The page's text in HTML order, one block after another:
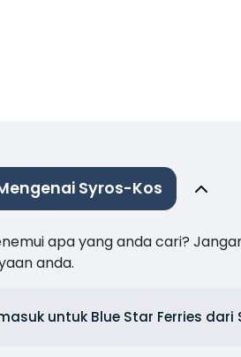
Syros-Kos
apa yang anda cari?
anda.
untuk Blue Star Ferries dari